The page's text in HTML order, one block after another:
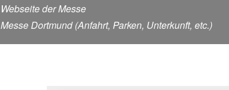
Webseite der Messe
Messe Dortmund (Anfahrt, Parken, Unterkunft, etc.)